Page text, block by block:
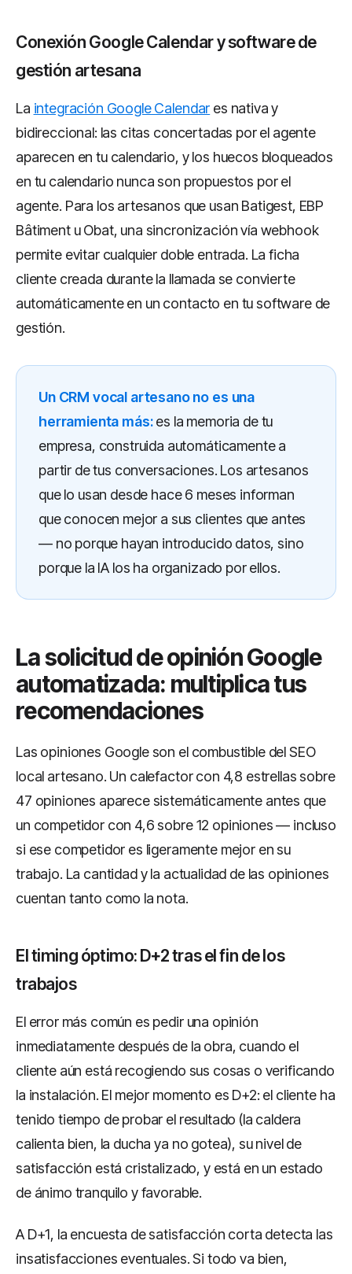
Conexión Google Calendar y software de
gestión artesana
La integración Google Calendar es nativa y
bidireccional: las citas concertadas por el agente
aparecen en tu calendario, y los huecos bloqueados
en tu calendario nunca son propuestos por el
agente. Para los artesanos que usan Batigest, EBP
Bâtiment u Obat, una sincronización vía webhook
permite evitar cualquier doble entrada. La ficha
cliente creada durante la llamada se convierte
automáticamente en un contacto en tu software de
gestión.
Un CRM vocal artesano no es una
herramienta más:es la memoria de tu
empresa, construida automáticamente a
partir de tus conversaciones. Los artesanos
que lo usan desde hace 6 meses informan
que conocen mejor a sus clientes que antes
— no porque hayan introducido datos, sino
porque la IA los ha organizado por ellos.
La solicitud de opinión Google
automatizada: multiplica tus
recomendaciones
Las opiniones Google son el combustible del SEO
local artesano. Un calefactor con 4,8 estrellas sobre
47 opiniones aparece sistemáticamente antes que
un competidor con 4,6 sobre 12 opiniones — incluso
si ese competidor es ligeramente mejor en su
trabajo. La cantidad y la actualidad de las opiniones
cuentan tanto como la nota.
El timing óptimo: D+2 tras el fin de los
trabajos
El error más común es pedir una opinión
inmediatamente después de la obra, cuando el
cliente aún está recogiendo sus cosas o verificando
la instalación. El mejor momento es D+2: el cliente ha
tenido tiempo de probar el resultado (la caldera
calienta bien, la ducha ya no gotea), su nivel de
satisfacción está cristalizado, y está en un estado
de ánimo tranquilo y favorable.
A D+1, la encuesta de satisfacción corta detecta las
insatisfacciones eventuales. Si todo va bien,